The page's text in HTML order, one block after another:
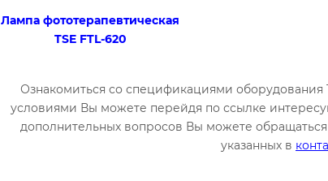
Лампа фототерапевтическая
TSE FTL-620
Ознакомиться со спецификациями оборудования
условиями Вы можете перейдя по ссылке
дополнительных вопросов Вы можете
указанных в